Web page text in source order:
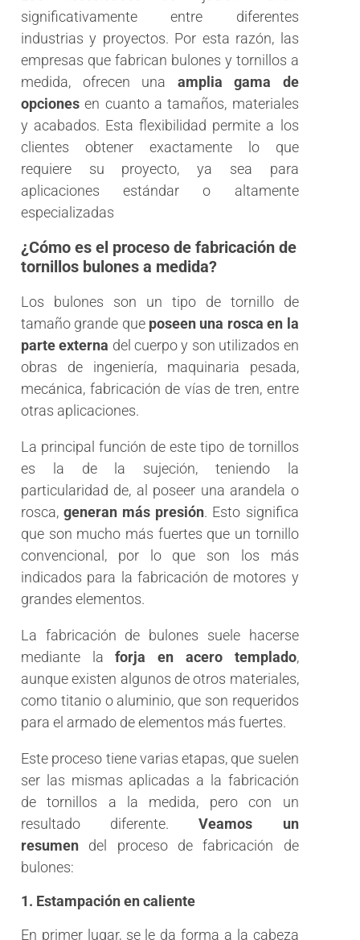
significativamente entre diferentes
industrias y proyectos. Por esta razón, las
empresas que fabrican bulones y tornillos a
medida, ofrecen una amplia gama de
opcionesen cuanto a tamaños, materiales
y acabados. Esta flexibilidad permite a los
clientes obtener exactamente lo que
requiere su proyecto, ya sea para
aplicaciones estándar o altamente
especializadas
¿Cómo es el proceso de fabricación de
tornillos bulones a medida?
Los bulones son un tipo de tornillo de
tamaño grande que poseen una rosca en la
parte externa del cuerpo y son utilizados en
obras de ingeniería, maquinaria pesada,
mecánica, fabricación de vías de tren, entre
otras aplicaciones.
La principal función de este tipo de tornillos
es la de la sujeción, teniendo la
particularidad de, al poseer una arandela o
rosca,generan más presión. Esto significa
que son mucho más fuertes que un tornillo
convencional, por lo que son los más
indicados para la fabricación de motores y
grandes elementos.
La fabricación de bulones suele hacerse
mediante laforja en acero templado,
aunque existen algunos de otros materiales,
como titanio o aluminio, que son requeridos
para el armado de elementos más fuertes.
Este proceso tiene varias etapas, que suelen
ser las mismas aplicadas a la fabricación
de tornillos a la medida, pero con un
resultado diferente.Veamos un
resumen del proceso de fabricación de
bulones:
1. Estampación en caliente
En primer lugar, se le da forma a la cabeza